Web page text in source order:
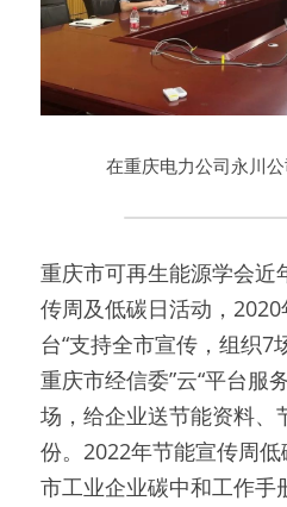
在重庆电力公司永川
重庆市可再生能源学会近
传周及低碳日活动，
台“支持全市宣传，组织7
重庆市经信委”云“平台服
场，给企业送节能资料、
份。2022年节能宣传周
市工业企业碳中和工作手